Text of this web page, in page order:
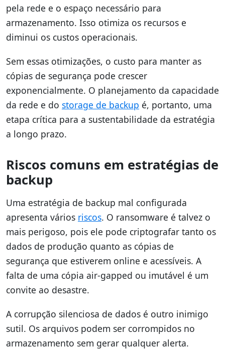
pela rede e o espaço necessário para
armazenamento. Isso otimiza os recursos e
diminui os custos operacionais.
Sem essas otimizações, o custo para manter as
cópias de segurança pode crescer
exponencialmente. O planejamento da capacidade
da rede e do storage de backup é, portanto, uma
etapa crítica para a sustentabilidade da estratégia
a longo prazo.
Riscos comuns em estratégias de
backup
Uma estratégia de backup mal configurada
apresenta vários riscos. O ransomware é talvez o
mais perigoso, pois ele pode criptografar tanto os
dados de produção quanto as cópias de
segurança que estiverem online e acessíveis. A
falta de uma cópia air-gapped ou imutável é um
convite ao desastre.
A corrupção silenciosa de dados é outro inimigo
sutil. Os arquivos podem ser corrompidos no
armazenamento sem gerar qualquer alerta.